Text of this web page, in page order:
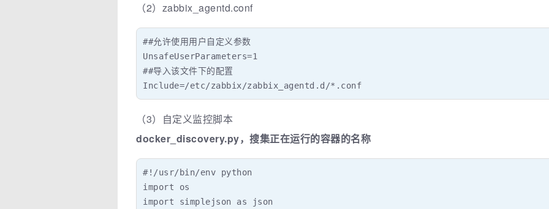
（2）zabbix_agentd.conf
##允许使用用户自定义参数
UnsafeUserParameters=1
##导入该文件下的配置
Include=/etc/zabbix/zabbix_agentd.d/*.conf
（3）自定义监控脚本
docker_discovery.py，搜集正在运行的容器的名称
#!/usr/bin/env python
import os
import simplejson as json